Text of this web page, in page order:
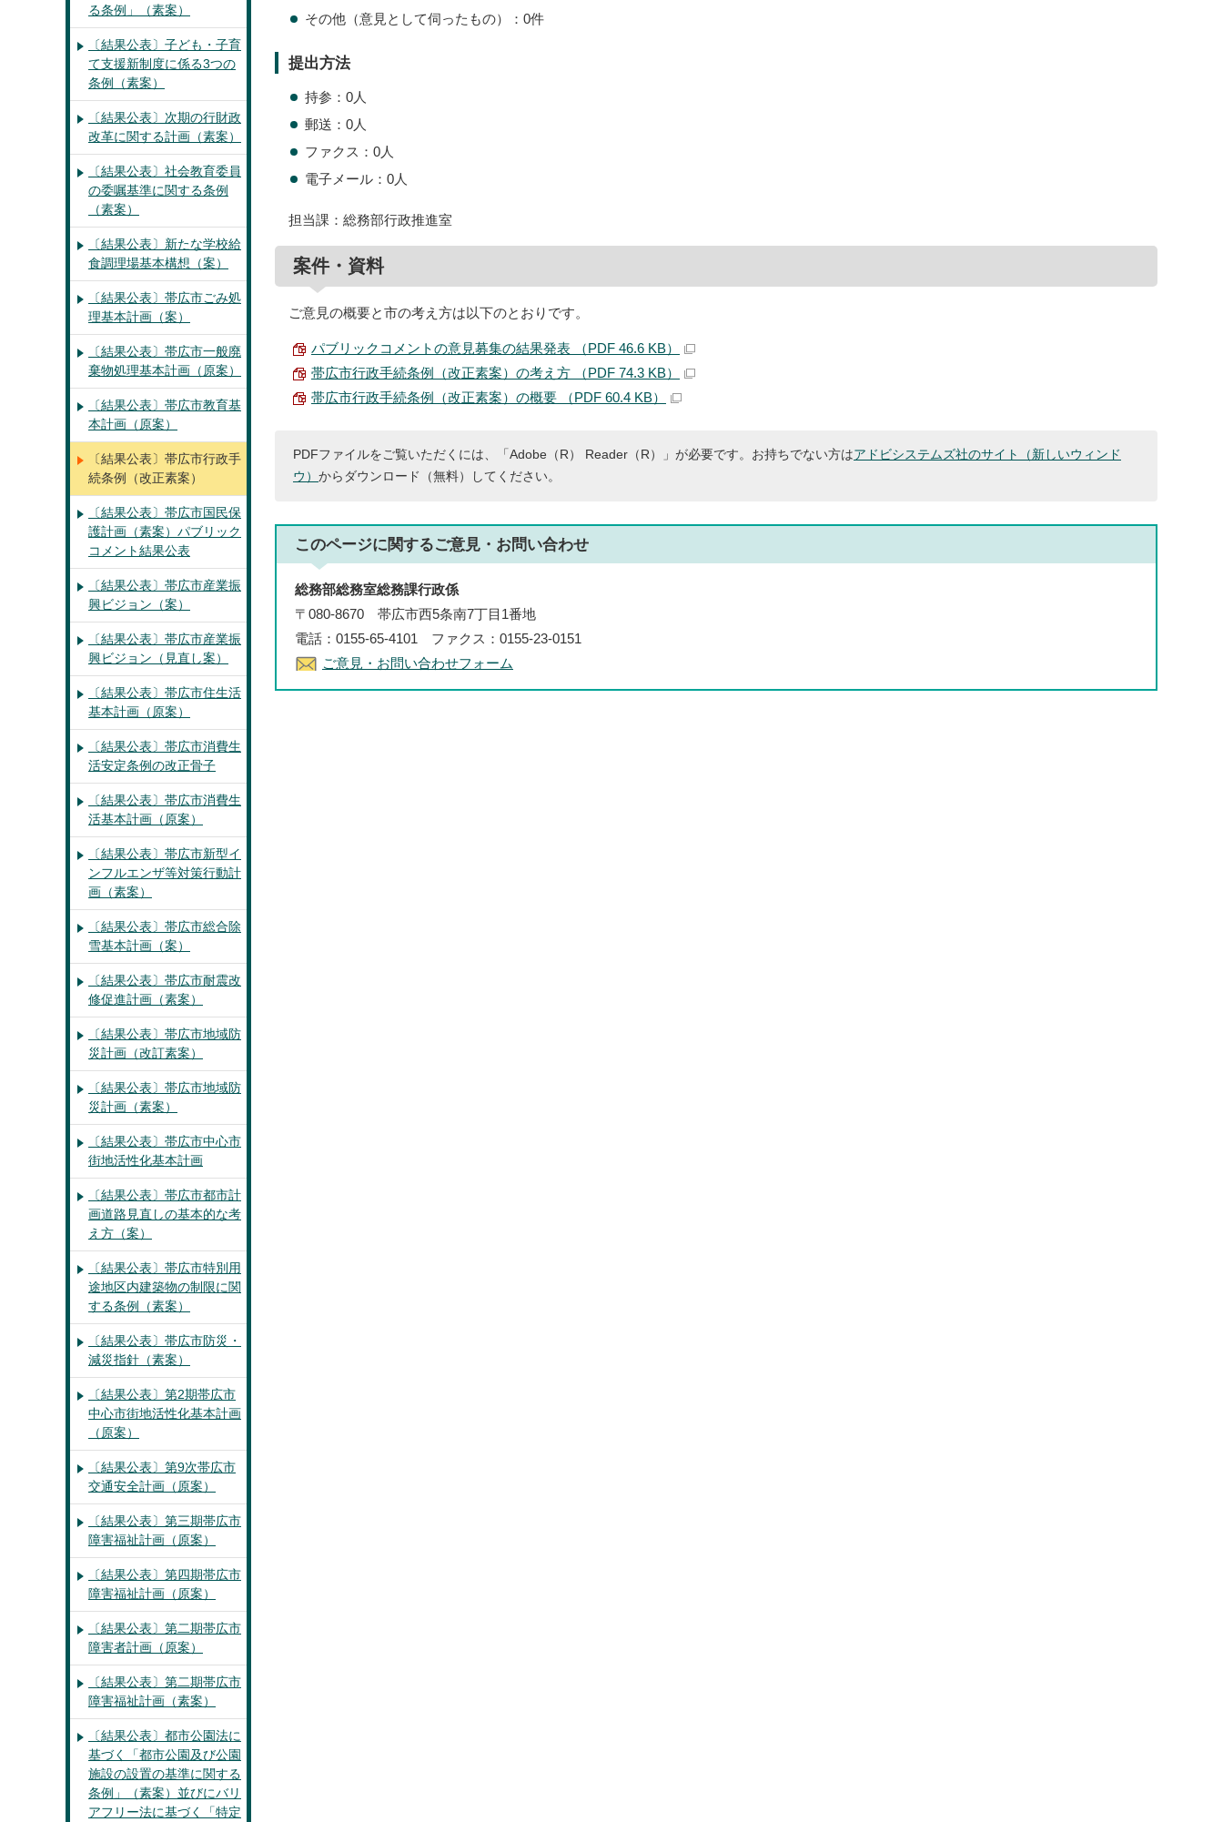
その他（意見として伺ったもの）：0件
提出方法
持参：0人
郵送：0人
ファクス：0人
電子メール：0人
担当課：総務部行政推進室
案件・資料
ご意見の概要と市の考え方は以下のとおりです。
パブリックコメントの意見募集の結果発表 （PDF 46.6 KB）
帯広市行政手続条例（改正素案）の考え方 （PDF 74.3 KB）
帯広市行政手続条例（改正素案）の概要 （PDF 60.4 KB）
PDFファイルをご覧いただくには、「Adobe（R） Reader（R）」が必要です。お持ちでない方はアドビシステムズ社のサイト（新しいウィンド
ウ） からダウンロード（無料）してください。
このページに関するご意見・お問い合わせ
総務部総務室総務課行政係
〒080-8670 帯広市西5条南7丁目1番地
電話：0155-65-4101 ファクス：0155-23-0151
ご意見・お問い合わせフォーム
る条例」（素案）
〔結果公表〕子ども・子育
て支援新制度に係る3つの
条例（素案）
〔結果公表〕次期の行財政
改革に関する計画（素案）
〔結果公表〕社会教育委員
の委嘱基準に関する条例
（素案）
〔結果公表〕新たな学校給
食調理場基本構想（案）
〔結果公表〕帯広市ごみ処
理基本計画（案）
〔結果公表〕帯広市一般廃
棄物処理基本計画（原案）
〔結果公表〕帯広市教育基
本計画（原案）
〔結果公表〕帯広市行政手
続条例（改正素案）
〔結果公表〕帯広市国民保
護計画（素案）パブリック
コメント結果公表
〔結果公表〕帯広市産業振
興ビジョン（案）
〔結果公表〕帯広市産業振
興ビジョン（見直し案）
〔結果公表〕帯広市住生活
基本計画（原案）
〔結果公表〕帯広市消費生
活安定条例の改正骨子
〔結果公表〕帯広市消費生
活基本計画（原案）
〔結果公表〕帯広市新型イ
ンフルエンザ等対策行動計
画（素案）
〔結果公表〕帯広市総合除
雪基本計画（案）
〔結果公表〕帯広市耐震改
修促進計画（素案）
〔結果公表〕帯広市地域防
災計画（改訂素案）
〔結果公表〕帯広市地域防
災計画（素案）
〔結果公表〕帯広市中心市
街地活性化基本計画
〔結果公表〕帯広市都市計
画道路見直しの基本的な考
え方（案）
〔結果公表〕帯広市特別用
途地区内建築物の制限に関
する条例（素案）
〔結果公表〕帯広市防災・
減災指針（素案）
〔結果公表〕第2期帯広市
中心市街地活性化基本計画
（原案）
〔結果公表〕第9次帯広市
交通安全計画（原案）
〔結果公表〕第三期帯広市
障害福祉計画（原案）
〔結果公表〕第四期帯広市
障害福祉計画（原案）
〔結果公表〕第二期帯広市
障害者計画（原案）
〔結果公表〕第二期帯広市
障害福祉計画（素案）
〔結果公表〕都市公園法に
基づく「都市公園及び公園
施設の設置の基準に関する
条例」（素案）並びにバリ
アフリー法に基づく「特定